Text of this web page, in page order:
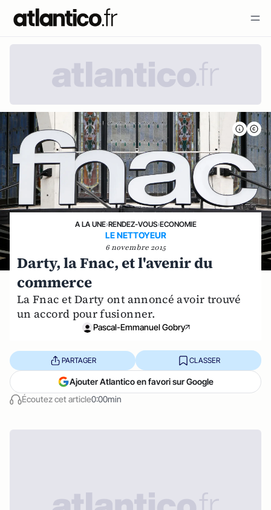
A LA UNE›RENDEZ-VOUS›ECONOMIE
LE NETTOYEUR
6 novembre 2015
Darty, la Fnac, et l'avenir du
commerce
La Fnac et Darty ont annoncé avoir trouvé
un accord pour fusionner.
Pascal-Emmanuel Gobry
Écoutez cet article0:00min
PARTAGER CLASSER
Ajouter Atlantico en favori sur Google